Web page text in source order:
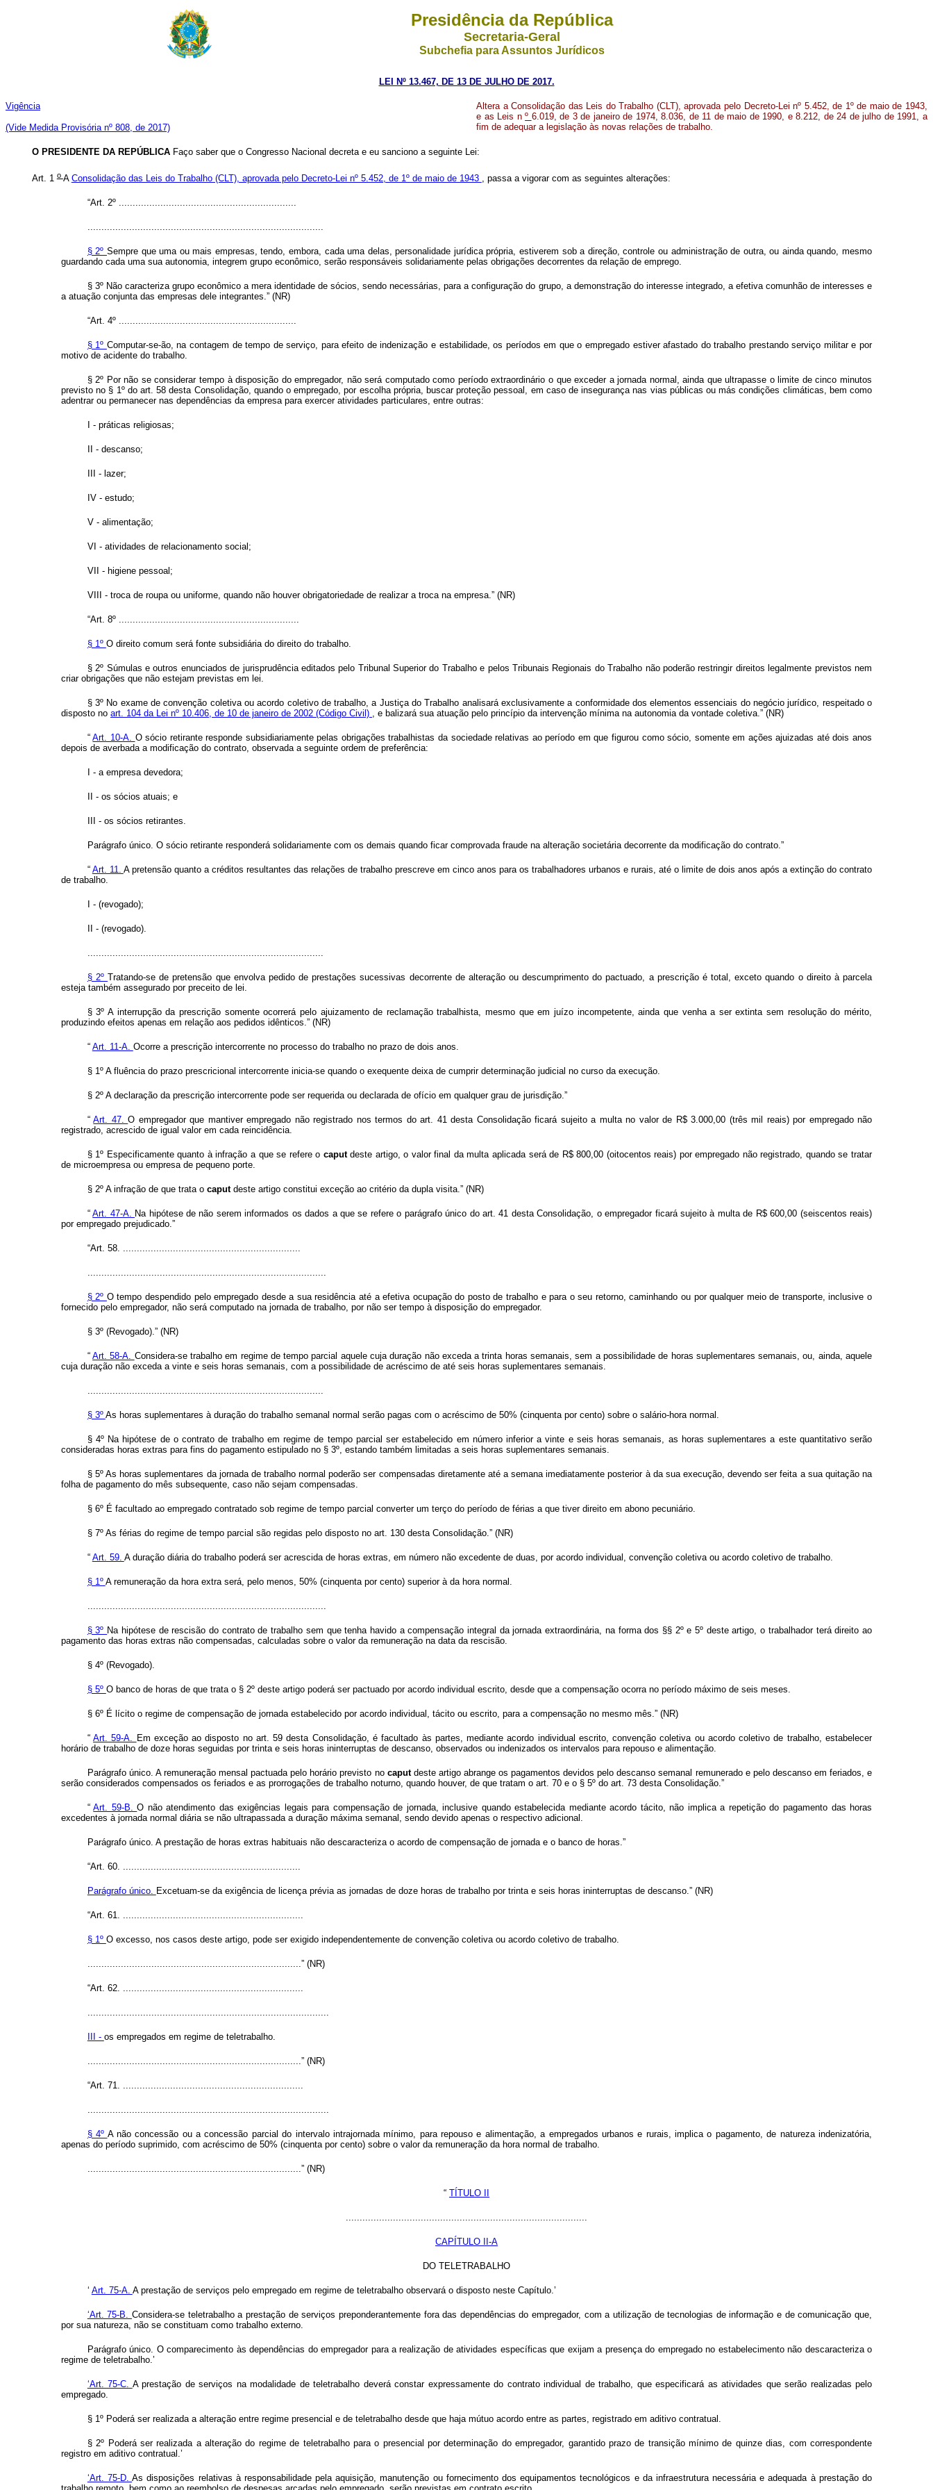
Presidência da República
Secretaria-Geral
Subchefia para Assuntos Jurídicos
LEI Nº 13.467, DE 13 DE JULHO DE 2017.
Vigência
(Vide Medida Provisória nº 808, de 2017)
Altera a Consolidação das Leis do Trabalho (CLT), aprovada pelo Decreto-Lei nº 5.452, de 1º de maio de 1943,
e as Leis nº 6.019, de 3 de janeiro de 1974, 8.036, de 11 de maio de 1990, e 8.212, de 24 de julho de 1991, a
fim de adequar a legislação às novas relações de trabalho.
O PRESIDENTE DA REPÚBLICA Faço saber que o Congresso Nacional decreta e eu sanciono a seguinte Lei:
Art. 1o A Consolidação das Leis do Trabalho (CLT), aprovada pelo Decreto-Lei nº 5.452, de 1º de maio de 1943 , passa a vigorar com as seguintes alterações:
“Art. 2º ................................................................
.....................................................................................
§ 2º Sempre que uma ou mais empresas, tendo, embora, cada uma delas, personalidade jurídica própria, estiverem sob a direção, controle ou administração de outra, ou ainda quando, mesmo
guardando cada uma sua autonomia, integrem grupo econômico, serão responsáveis solidariamente pelas obrigações decorrentes da relação de emprego.
§ 3º Não caracteriza grupo econômico a mera identidade de sócios, sendo necessárias, para a configuração do grupo, a demonstração do interesse integrado, a efetiva comunhão de interesses e
a atuação conjunta das empresas dele integrantes.” (NR)
“Art. 4º ................................................................
§ 1º Computar-se-ão, na contagem de tempo de serviço, para efeito de indenização e estabilidade, os períodos em que o empregado estiver afastado do trabalho prestando serviço militar e por
motivo de acidente do trabalho.
§ 2º Por não se considerar tempo à disposição do empregador, não será computado como período extraordinário o que exceder a jornada normal, ainda que ultrapasse o limite de cinco minutos
previsto no § 1º do art. 58 desta Consolidação, quando o empregado, por escolha própria, buscar proteção pessoal, em caso de insegurança nas vias públicas ou más condições climáticas, bem como
adentrar ou permanecer nas dependências da empresa para exercer atividades particulares, entre outras:
I - práticas religiosas;
II - descanso;
III - lazer;
IV - estudo;
V - alimentação;
VI - atividades de relacionamento social;
VII - higiene pessoal;
VIII - troca de roupa ou uniforme, quando não houver obrigatoriedade de realizar a troca na empresa.” (NR)
“Art. 8º .................................................................
§ 1º O direito comum será fonte subsidiária do direito do trabalho.
§ 2º Súmulas e outros enunciados de jurisprudência editados pelo Tribunal Superior do Trabalho e pelos Tribunais Regionais do Trabalho não poderão restringir direitos legalmente previstos nem
criar obrigações que não estejam previstas em lei.
§ 3º No exame de convenção coletiva ou acordo coletivo de trabalho, a Justiça do Trabalho analisará exclusivamente a conformidade dos elementos essenciais do negócio jurídico, respeitado o
disposto no art. 104 da Lei nº 10.406, de 10 de janeiro de 2002 (Código Civil) , e balizará sua atuação pelo princípio da intervenção mínima na autonomia da vontade coletiva.” (NR)
“Art. 10-A. O sócio retirante responde subsidiariamente pelas obrigações trabalhistas da sociedade relativas ao período em que figurou como sócio, somente em ações ajuizadas até dois anos
depois de averbada a modificação do contrato, observada a seguinte ordem de preferência:
I - a empresa devedora;
II - os sócios atuais; e
III - os sócios retirantes.
Parágrafo único. O sócio retirante responderá solidariamente com os demais quando ficar comprovada fraude na alteração societária decorrente da modificação do contrato.”
“ Art. 11. A pretensão quanto a créditos resultantes das relações de trabalho prescreve em cinco anos para os trabalhadores urbanos e rurais, até o limite de dois anos após a extinção do contrato
de trabalho.
I - (revogado);
II - (revogado).
.....................................................................................
§ 2ºTratando-se de pretensão que envolva pedido de prestações sucessivas decorrente de alteração ou descumprimento do pactuado, a prescrição é total, exceto quando o direito à parcela
esteja também assegurado por preceito de lei.
§ 3º A interrupção da prescrição somente ocorrerá pelo ajuizamento de reclamação trabalhista, mesmo que em juízo incompetente, ainda que venha a ser extinta sem resolução do mérito,
produzindo efeitos apenas em relação aos pedidos idênticos.” (NR)
“ Art. 11-A. Ocorre a prescrição intercorrente no processo do trabalho no prazo de dois anos.
§ 1º A fluência do prazo prescricional intercorrente inicia-se quando o exequente deixa de cumprir determinação judicial no curso da execução.
§ 2º A declaração da prescrição intercorrente pode ser requerida ou declarada de ofício em qualquer grau de jurisdição.”
“Art. 47.O empregador que mantiver empregado não registrado nos termos do art. 41 desta Consolidação ficará sujeito a multa no valor de R$ 3.000,00 (três mil reais) por empregado não
registrado, acrescido de igual valor em cada reincidência.
§ 1º Especificamente quanto à infração a que se refere o caputdeste artigo, o valor final da multa aplicada será de R$ 800,00 (oitocentos reais) por empregado não registrado, quando se tratar
de microempresa ou empresa de pequeno porte.
§ 2º A infração de que trata o caput deste artigo constitui exceção ao critério da dupla visita.” (NR)
“Art. 47-A. Na hipótese de não serem informados os dados a que se refere o parágrafo único do art. 41 desta Consolidação, o empregador ficará sujeito à multa de R$ 600,00 (seiscentos reais)
por empregado prejudicado.”
“Art. 58. ................................................................
......................................................................................
§ 2º O tempo despendido pelo empregado desde a sua residência até a efetiva ocupação do posto de trabalho e para o seu retorno, caminhando ou por qualquer meio de transporte, inclusive o
fornecido pelo empregador, não será computado na jornada de trabalho, por não ser tempo à disposição do empregador.
§ 3º (Revogado).” (NR)
“Art. 58-A. Considera-se trabalho em regime de tempo parcial aquele cuja duração não exceda a trinta horas semanais, sem a possibilidade de horas suplementares semanais, ou, ainda, aquele
cuja duração não exceda a vinte e seis horas semanais, com a possibilidade de acréscimo de até seis horas suplementares semanais.
.....................................................................................
§ 3º As horas suplementares à duração do trabalho semanal normal serão pagas com o acréscimo de 50% (cinquenta por cento) sobre o salário-hora normal.
§ 4º Na hipótese de o contrato de trabalho em regime de tempo parcial ser estabelecido em número inferior a vinte e seis horas semanais, as horas suplementares a este quantitativo serão
consideradas horas extras para fins do pagamento estipulado no § 3º, estando também limitadas a seis horas suplementares semanais.
§ 5º As horas suplementares da jornada de trabalho normal poderão ser compensadas diretamente até a semana imediatamente posterior à da sua execução, devendo ser feita a sua quitação na
folha de pagamento do mês subsequente, caso não sejam compensadas.
§ 6º É facultado ao empregado contratado sob regime de tempo parcial converter um terço do período de férias a que tiver direito em abono pecuniário.
§ 7º As férias do regime de tempo parcial são regidas pelo disposto no art. 130 desta Consolidação.” (NR)
“ Art. 59. A duração diária do trabalho poderá ser acrescida de horas extras, em número não excedente de duas, por acordo individual, convenção coletiva ou acordo coletivo de trabalho.
§ 1º A remuneração da hora extra será, pelo menos, 50% (cinquenta por cento) superior à da hora normal.
......................................................................................
§ 3º Na hipótese de rescisão do contrato de trabalho sem que tenha havido a compensação integral da jornada extraordinária, na forma dos §§ 2º e 5º deste artigo, o trabalhador terá direito ao
pagamento das horas extras não compensadas, calculadas sobre o valor da remuneração na data da rescisão.
§ 4º (Revogado).
§ 5º O banco de horas de que trata o § 2º deste artigo poderá ser pactuado por acordo individual escrito, desde que a compensação ocorra no período máximo de seis meses.
§ 6º É lícito o regime de compensação de jornada estabelecido por acordo individual, tácito ou escrito, para a compensação no mesmo mês.” (NR)
“Art. 59-A. Em exceção ao disposto no art. 59 desta Consolidação, é facultado às partes, mediante acordo individual escrito, convenção coletiva ou acordo coletivo de trabalho, estabelecer
horário de trabalho de doze horas seguidas por trinta e seis horas ininterruptas de descanso, observados ou indenizados os intervalos para repouso e alimentação.
Parágrafo único. A remuneração mensal pactuada pelo horário previsto no caput deste artigo abrange os pagamentos devidos pelo descanso semanal remunerado e pelo descanso em feriados, e
serão considerados compensados os feriados e as prorrogações de trabalho noturno, quando houver, de que tratam o art. 70 e o § 5º do art. 73 desta Consolidação.”
“Art. 59-B.O não atendimento das exigências legais para compensação de jornada, inclusive quando estabelecida mediante acordo tácito, não implica a repetição do pagamento das horas
excedentes à jornada normal diária se não ultrapassada a duração máxima semanal, sendo devido apenas o respectivo adicional.
Parágrafo único. A prestação de horas extras habituais não descaracteriza o acordo de compensação de jornada e o banco de horas.”
“Art. 60. ................................................................
Parágrafo único. Excetuam-se da exigência de licença prévia as jornadas de doze horas de trabalho por trinta e seis horas ininterruptas de descanso.” (NR)
“Art. 61. .................................................................
§ 1º O excesso, nos casos deste artigo, pode ser exigido independentemente de convenção coletiva ou acordo coletivo de trabalho.
.............................................................................” (NR)
“Art. 62. .................................................................
.......................................................................................
III - os empregados em regime de teletrabalho.
.............................................................................” (NR)
“Art. 71. .................................................................
.......................................................................................
§ 4º A não concessão ou a concessão parcial do intervalo intrajornada mínimo, para repouso e alimentação, a empregados urbanos e rurais, implica o pagamento, de natureza indenizatória,
apenas do período suprimido, com acréscimo de 50% (cinquenta por cento) sobre o valor da remuneração da hora normal de trabalho.
.............................................................................” (NR)
“ TÍTULO II
.......................................................................................
CAPÍTULO II-A
DO TELETRABALHO
‘ Art. 75-A. A prestação de serviços pelo empregado em regime de teletrabalho observará o disposto neste Capítulo.’
‘Art. 75-B.Considera-se teletrabalho a prestação de serviços preponderantemente fora das dependências do empregador, com a utilização de tecnologias de informação e de comunicação que,
por sua natureza, não se constituam como trabalho externo.
Parágrafo único. O comparecimento às dependências do empregador para a realização de atividades específicas que exijam a presença do empregado no estabelecimento não descaracteriza o
regime de teletrabalho.’
‘Art. 75-C. A prestação de serviços na modalidade de teletrabalho deverá constar expressamente do contrato individual de trabalho, que especificará as atividades que serão realizadas pelo
empregado.
§ 1º Poderá ser realizada a alteração entre regime presencial e de teletrabalho desde que haja mútuo acordo entre as partes, registrado em aditivo contratual.
§ 2º Poderá ser realizada a alteração do regime de teletrabalho para o presencial por determinação do empregador, garantido prazo de transição mínimo de quinze dias, com correspondente
registro em aditivo contratual.’
‘Art. 75-D.As disposições relativas à responsabilidade pela aquisição, manutenção ou fornecimento dos equipamentos tecnológicos e da infraestrutura necessária e adequada à prestação do